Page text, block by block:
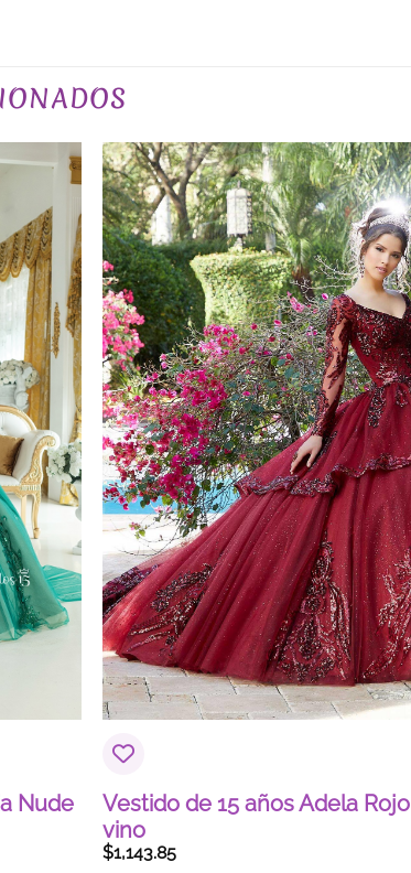
Nude
Vestido de 15 años Adela Rojo
vino
$1,143.85